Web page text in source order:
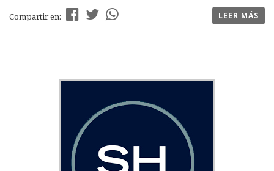
Compartir en: LEER MÁS